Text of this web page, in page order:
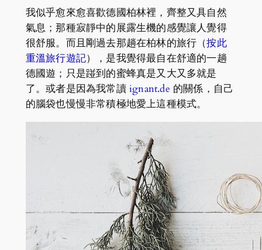
我似乎愈來愈喜歡德國柏林裡，齊整又具自然
氣息；那種寂靜中的展露生機的感覺讓人覺得
很舒服。而且剛過去那趟在柏林的旅行（按此
重溫旅行遊記），是我覺得最自在舒適的一趟
德國遊；只是踫到的蜜蜂真是又大又多就是
了。或者是因為我常讀ignant.de 的關係，自己
的腦袋也慢慢非常積極地愛上這種模式。